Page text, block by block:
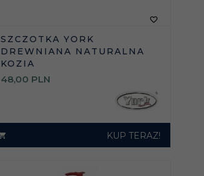
SZCZOTKA YORK
DREWNIANA NATURALNA
KOZIA
48,00 PLN
KUP TERAZ!